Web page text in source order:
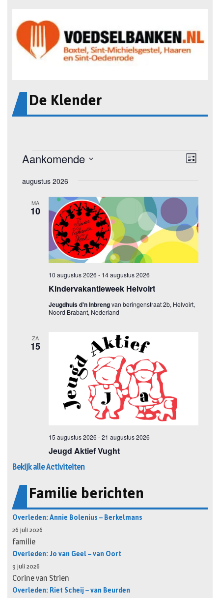
De Klender
Bekijk alle Activiteiten
Familie berichten
Overleden: Annie Bolenius – Berkelmans
26 juli 2026
familie
Overleden: Jo van Geel – van Oort
9 juli 2026
Corine van Strien
Overleden: Riet Scheij – van Beurden